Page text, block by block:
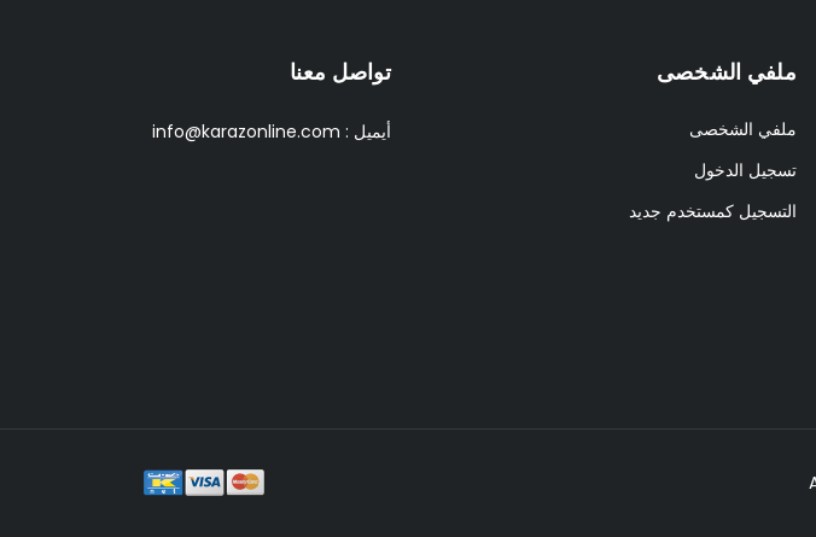
ملفي الشخصى
ملفي الشخصى
تسجيل الدخول
التسجيل كمستخدم جديد
تواصل معنا
أيميل : info@karazonline.com